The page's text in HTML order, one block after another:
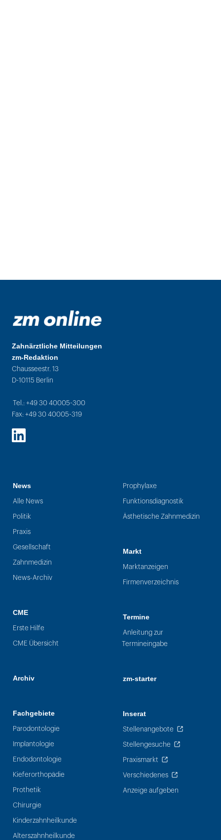
Zahnärztliche Mitteilungen
zm-Redaktion
Chausseestr. 13
D-10115 Berlin
Tel.: +49 30 40005-300
Fax: +49 30 40005-319
LinkedIn
News
Alle News
Politik
Praxis
Gesellschaft
Zahnmedizin
News-Archiv
CME
Erste Hilfe
CME Übersicht
Archiv
Fachgebiete
Parodontologie
Implantologie
Endodontologie
Kieferorthopädie
Prothetik
Chirurgie
Kinderzahnheilkunde
Alterszahnheilkunde
Prophylaxe
Funktionsdiagnostik
Ästhetische Zahnmedizin
Markt
Marktanzeigen
Firmenverzeichnis
Termine
Anleitung zur
Termineingabe
zm-starter
Inserat
Stellenangebote
Stellengesuche
Praxismarkt
Verschiedenes
Anzeige aufgeben